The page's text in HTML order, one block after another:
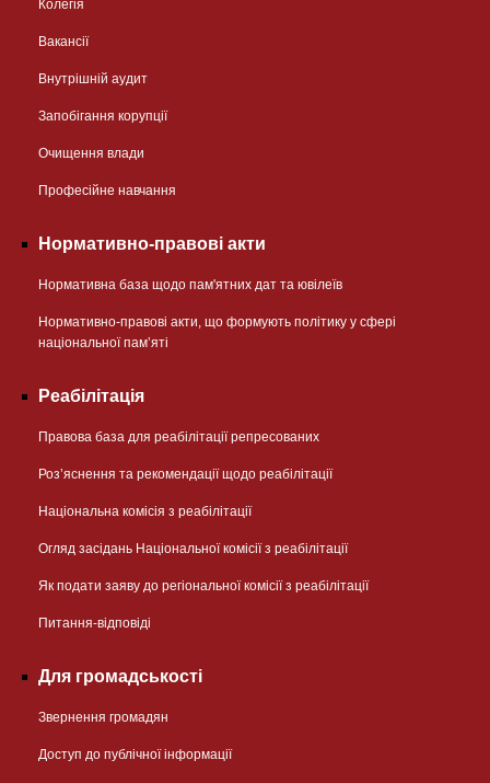
Колегія
Вакансії
Внутрішній аудит
Запобігання корупції
Очищення влади
Професійне навчання
Нормативно-правові акти
Нормативна база щодо пам'ятних дат та ювілеїв
Нормативно-правові акти, що формують політику у сфері
національної памʼяті
Реабілітація
Правова база для реабілітації репресованих
Розʼяснення та рекомендації щодо реабілітації
Національна комісія з реабілітації
Огляд засідань Національної комісії з реабілітації
Як подати заяву до регіональної комісії з реабілітації
Питання-відповіді
Для громадськості
Звернення громадян
Доступ до публічної інформації